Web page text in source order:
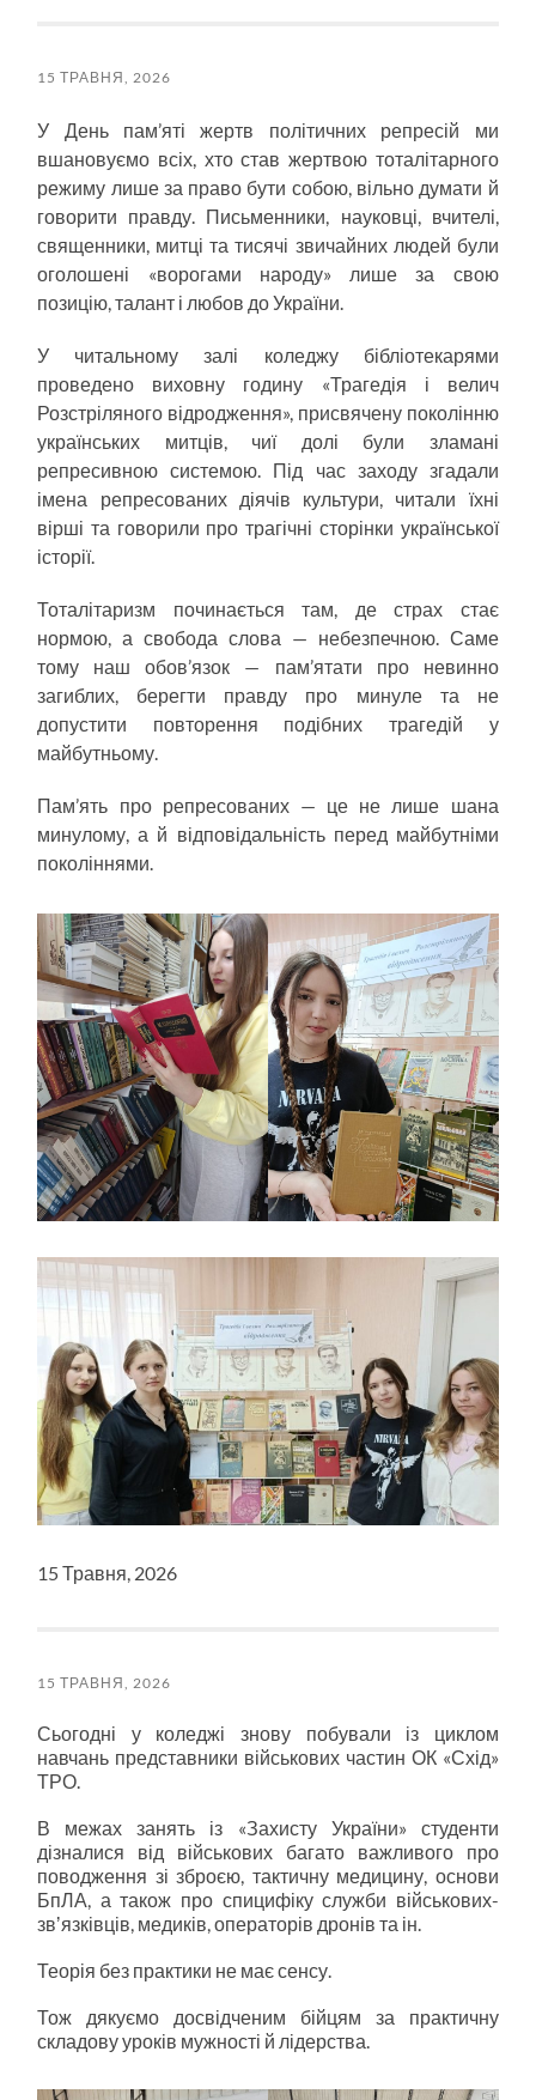
15 ТРАВНЯ, 2026
У День пам’яті жертв політичних репресій ми
вшановуємо всіх, хто став жертвою тоталітарного
режиму лише за право бути собою, вільно думати й
говорити правду. Письменники, науковці, вчителі,
священники, митці та тисячі звичайних людей були
оголошені «ворогами народу» лише за свою
позицію, талант і любов до України.
У читальному залі коледжу бібліотекарями
проведено виховну годину «Трагедія і велич
Розстріляного відродження», присвячену поколінню
українських митців, чиї долі були зламані
репресивною системою. Під час заходу згадали
імена репресованих діячів культури, читали їхні
вірші та говорили про трагічні сторінки української
історії.
Тоталітаризм починається там, де страх стає
нормою, а свобода слова — небезпечною. Саме
тому наш обов’язок — пам’ятати про невинно
загиблих, берегти правду про минуле та не
допустити повторення подібних трагедій у
майбутньому.
Пам’ять про репресованих — це не лише шана
минулому, а й відповідальність перед майбутніми
поколіннями.
15 Травня, 2026
15 ТРАВНЯ, 2026
Сьогодні у коледжі знову побували із циклом
навчань представники військових частин ОК «Схід»
ТРО.
В межах занять із «Захисту України» студенти
дізналися від військових багато важливого про
поводження зі зброєю, тактичну медицину, основи
БпЛА, а також про спицифіку служби військових-
звʼязківців, медиків, операторів дронів та ін.
Теорія без практики не має сенсу.
Тож дякуємо досвідченим бійцям за практичну
складову уроків мужності й лідерства.